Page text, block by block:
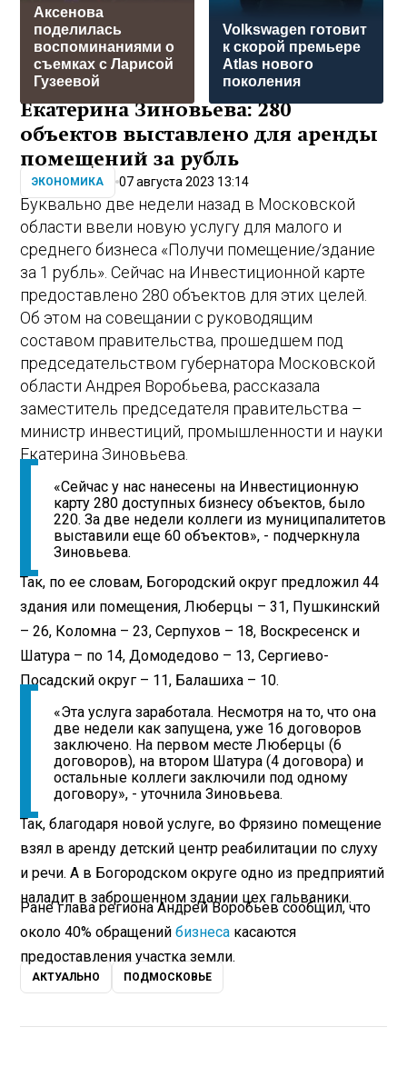
Аксенова
поделилась
воспоминаниями о
съемках с Ларисой
Гузеевой
Volkswagen готовит
к скорой премьере
Atlas нового
поколения
Екатерина Зиновьева: 280
объектов выставлено для аренды
помещений за рубль
ЭКОНОМИКА 07 августа 2023 13:14
Буквально две недели назад в Московской
области ввели новую услугу для малого и
среднего бизнеса «Получи помещение/здание
за 1 рубль». Сейчас на Инвестиционной карте
предоставлено 280 объектов для этих целей.
Об этом на совещании с руководящим
составом правительства, прошедшем под
председательством губернатора Московской
области Андрея Воробьева, рассказала
заместитель председателя правительства –
министр инвестиций, промышленности и науки
Екатерина Зиновьева.
«Сейчас у нас нанесены на Инвестиционную
карту 280 доступных бизнесу объектов, было
220. За две недели коллеги из муниципалитетов
выставили еще 60 объектов», - подчеркнула
Зиновьева.
Так, по ее словам, Богородский округ предложил 44
здания или помещения, Люберцы – 31, Пушкинский
– 26, Коломна – 23, Серпухов – 18, Воскресенск и
Шатура – по 14, Домодедово – 13, Сергиево-
Посадский округ – 11, Балашиха – 10.
«Эта услуга заработала. Несмотря на то, что она
две недели как запущена, уже 16 договоров
заключено. На первом месте Люберцы (6
договоров), на втором Шатура (4 договора) и
остальные коллеги заключили под одному
договору», - уточнила Зиновьева.
Так, благодаря новой услуге, во Фрязино помещение
взял в аренду детский центр реабилитации по слуху
и речи. А в Богородском округе одно из предприятий
наладит в заброшенном здании цех гальваники.
Ране глава региона Андрей Воробьев сообщил, что
около 40% обращенийбизнеса касаются
предоставления участка земли.
АКТУАЛЬНО ПОДМОСКОВЬЕ